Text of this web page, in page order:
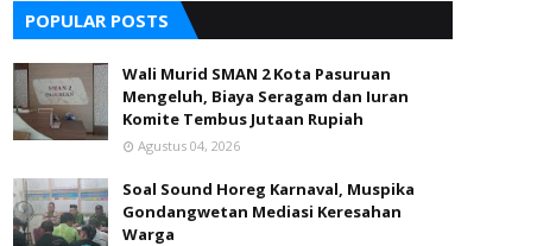
POPULAR POSTS
Wali Murid SMAN 2 Kota Pasuruan
Mengeluh, Biaya Seragam dan Iuran
Komite Tembus Jutaan Rupiah
Agustus 04, 2026
Soal Sound Horeg Karnaval, Muspika
Gondangwetan Mediasi Keresahan
Warga